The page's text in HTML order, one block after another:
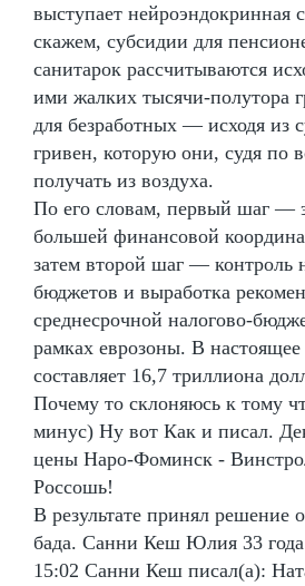
выступает нейроэндокринная
скажем, субсидии для
санитарок рассчитываются
ими жалких тысячи-полутора
для безработных — исходя из
гривен, которую они, судя по
получать из воздуха.
По его словам, первый шаг —
большей финансовой
затем второй шаг — контроль
бюджетов и выработка
среднесрочной налогово-
рамках еврозоны. В
составляет 16,7 триллиона
Почему то склоняюсь к тому
минус) Ну вот Как и писал.
цены Наро-Фоминск -
Россошь!
В результате принял решение
бада. Санни Кеш Юлия 33
15:02 Санни Кеш писал(а):